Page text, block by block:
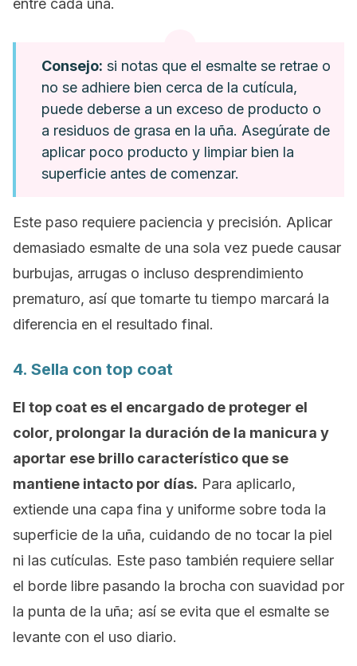
entre cada una.
Consejo: si notas que el esmalte se retrae o
no se adhiere bien cerca de la cutícula,
puede deberse a un exceso de producto o
a residuos de grasa en la uña. Asegúrate de
aplicar poco producto y limpiar bien la
superficie antes de comenzar.
Este paso requiere paciencia y precisión. Aplicar
demasiado esmalte de una sola vez puede causar
burbujas, arrugas o incluso desprendimiento
prematuro, así que tomarte tu tiempo marcará la
diferencia en el resultado final.
4. Sella con top coat
El top coat es el encargado de proteger el
color, prolongar la duración de la manicura y
aportar ese brillo característico que se
mantiene intacto por días. Para aplicarlo,
extiende una capa fina y uniforme sobre toda la
superficie de la uña, cuidando de no tocar la piel
ni las cutículas. Este paso también requiere sellar
el borde libre pasando la brocha con suavidad por
la punta de la uña; así se evita que el esmalte se
levante con el uso diario.